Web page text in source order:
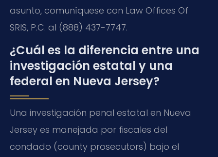
asunto, comuníquese con Law Offices Of
SRIS, P.C. al (888) 437-7747.
¿Cuál es la diferencia entre una
investigación estatal y una
federal en Nueva Jersey?
Una investigación penal estatal en Nueva
Jersey es manejada por fiscales del
condado (county prosecutors) bajo el